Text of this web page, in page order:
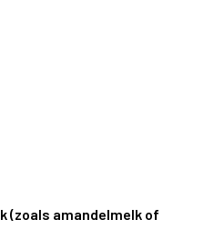
(zoals amandelmelk of